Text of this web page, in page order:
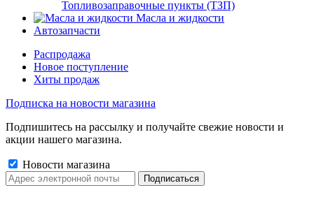
Топливозаправочные пункты (ТЗП)
Масла и жидкости
Автозапчасти
Распродажа
Новое поступление
Хиты продаж
Подписка на новости магазина
Подпишитесь на рассылку и получайте свежие новости и
акции нашего магазина.
Новости магазина